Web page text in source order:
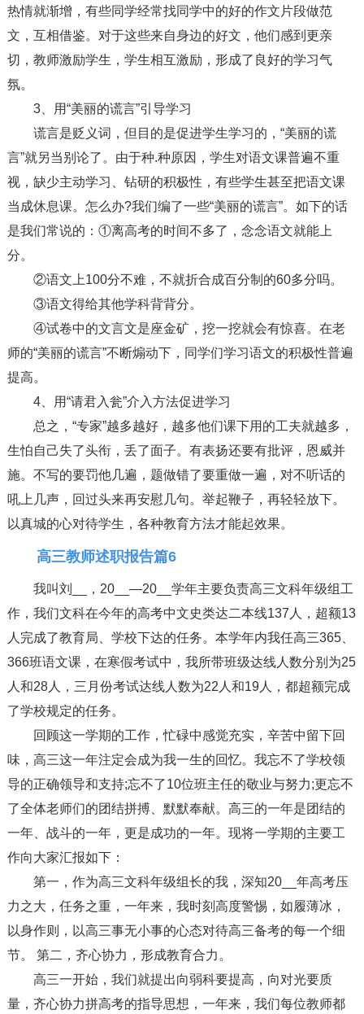
热情就渐增，有些同学经常找同学中的好的作文片段做范
文，互相借鉴。对于这些来自身边的好文，他们感到更亲
切，教师激励学生，学生相互激励，形成了良好的学习气
氛。
3、用“美丽的谎言”引导学习
谎言是贬义词，但目的是促进学生学习的，“美丽的谎
言”就另当别论了。由于种.种原因，学生对语文课普遍不重
视，缺少主动学习、钻研的积极性，有些学生甚至把语文课
当成休息课。怎么办?我们编了一些“美丽的谎言”。如下的话
是我们常说的：①离高考的时间不多了，念念语文就能上
分。
②语文上100分不难，不就折合成百分制的60多分吗。
③语文得给其他学科背背分。
④试卷中的文言文是座金矿，挖一挖就会有惊喜。在老
师的“美丽的谎言”不断煽动下，同学们学习语文的积极性普遍
提高。
4、用“请君入瓮”介入方法促进学习
总之，“专家”越多越好，越多他们课下用的工夫就越多，
生怕自己失了头衔，丢了面子。有表扬还要有批评，恩威并
施。不写的要罚他几遍，题做错了要重做一遍，对不听话的
吼上几声，回过头来再安慰几句。举起鞭子，再轻轻放下。
以真城的心对待学生，各种教育方法才能起效果。
高三教师述职报告篇6
我叫刘__，20__—20__学年主要负责高三文科年级组工
作，我们文科在今年的高考中文史类达二本线137人，超额13
人完成了教育局、学校下达的任务。本学年内我任高三365、
366班语文课，在寒假考试中，我所带班级达线人数分别为25
人和28人，三月份考试达线人数为22人和19人，都超额完成
了学校规定的任务。
回顾这一学期的工作，忙碌中感觉充实，辛苦中留下回
味，高三这一年注定会成为我一生的回忆。我忘不了学校领
导的正确领导和支持;忘不了10位班主任的敬业与努力;更忘不
了全体老师们的团结拼搏、默默奉献。高三的一年是团结的
一年、战斗的一年，更是成功的一年。现将一学期的主要工
作向大家汇报如下：
第一，作为高三文科年级组长的我，深知20__年高考压
力之大，任务之重，一年来，我时刻高度警惕，如履薄冰，
以身作则，以高三事无小事的心态对待高三备考的每一个细
节。 第二，齐心协力，形成教育合力。
高三一开始，我们就提出向弱科要提高，向对光要质
量，齐心协力拼高考的指导思想，一年来，我们每位教师都